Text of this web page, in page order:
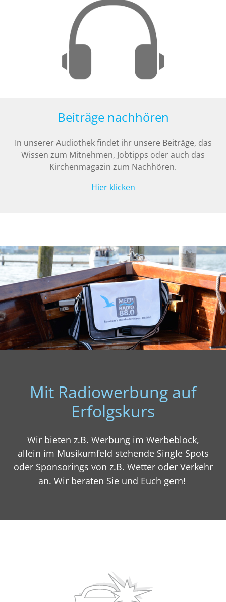
Beiträge nachhören
In unserer Audiothek findet ihr unsere Beiträge, das
Wissen zum Mitnehmen, Jobtipps oder auch das
Kirchenmagazin zum Nachhören.
Hier klicken
Mit Radiowerbung auf
Erfolgskurs
Wir bieten z.B. Werbung im Werbeblock,
allein im Musikumfeld stehende Single Spots
oder Sponsorings von z.B. Wetter oder Verkehr
an. Wir beraten Sie und Euch gern!